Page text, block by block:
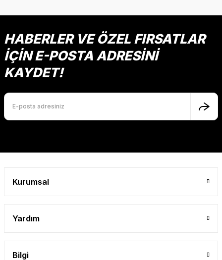
HABERLER VE ÖZEL FIRSATLAR
İÇİN E-POSTA ADRESİNİ
KAYDET!
Kurumsal
Yardım
Bilgi